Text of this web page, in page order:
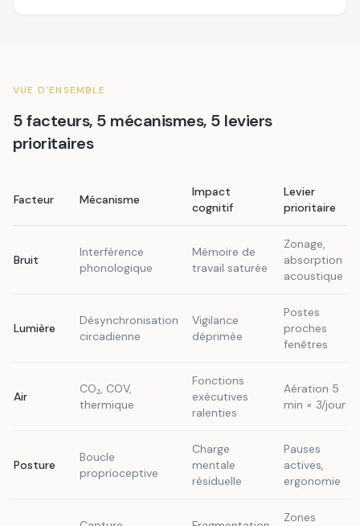
VUE D'ENSEMBLE
5 facteurs, 5 mécanismes, 5 leviers
prioritaires
Facteur Mécanisme
Impact
cognitif
Levier
prioritaire
Bruit
Interférence
phonologique
Mémoire de
travail saturée
Zonage,
absorption
acoustique
Lumière
Désynchronisation
circadienne
Vigilance
déprimée
Postes
proches
fenêtres
Air
CO₂, COV,
thermique
Fonctions
exécutives
ralenties
Aération 5
min × 3/jour
Posture
Boucle
proprioceptive
Charge
mentale
résiduelle
Pauses
actives,
ergonomie
Zones